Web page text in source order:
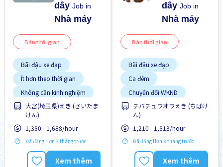
dâyJob in
Nhà máy
Bán thời gian
Bãi đậu xe đạp
Ít hơn theo thời gian
Không cần kinh nghiệm
Lao động người nước
ngoài
Ưu tiên nam giới
Ưu tiên nữ giới
大宮(埼玉県)えき (さいたま
けん)
1,350 - 1,688/hour
Đã đăng Hơn 3 tháng trước
Xem thêm
dâyJob in
Nhà máy
Bán thời gian
Bãi đậu xe đạp
Ca đêm
Chuyển đổi WKND
Gần ga tàu
Giao dịch đã thanh toán
Lao động người nước
ngoài
Ưu tiên nam giới
チバチュウオウえき (ちばけ
ん)
1,210 - 1,513/hour
Đã đăng Hơn 3 tháng trước
Xem thêm